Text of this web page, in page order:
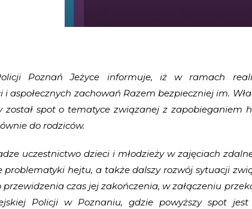
Poznań Jeżyce informuje, iż w ramach
i aspołecznych zachowań Razem bezpieczniej im.
został spot o tematyce związanej z zapobieganiem
do rodziców.
uczestnictwo dzieci i młodzieży w zajęciach
problematyki hejtu, a także dalszy rozwój sytuacji
czas jej zakończenia, w załączeniu
Policji w Poznaniu, gdzie powyższy spot